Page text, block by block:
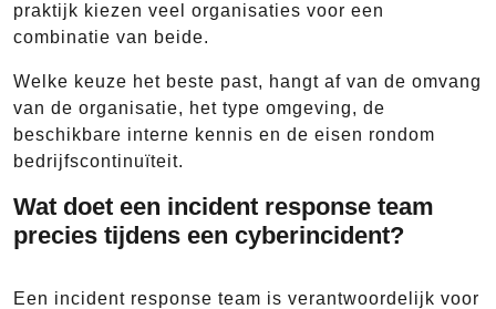
praktijk kiezen veel organisaties voor een
combinatie van beide.
Welke keuze het beste past, hangt af van de omvang
van de organisatie, het type omgeving, de
beschikbare interne kennis en de eisen rondom
bedrijfscontinuïteit.
Wat doet een incident response team
precies tijdens een cyberincident?
Een incident response team is verantwoordelijk voor